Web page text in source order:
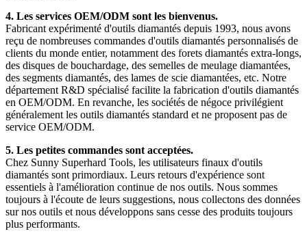
4. Les services OEM/ODM sont les bienvenus.
Fabricant expérimenté d'outils diamantés depuis 1993, nous avons
reçu de nombreuses commandes d'outils diamantés personnalisés de
clients du monde entier, notamment des forets diamantés extra-longs,
des disques de bouchardage, des semelles de meulage diamantées,
des segments diamantés, des lames de scie diamantées, etc. Notre
département R&D spécialisé facilite la fabrication d'outils diamantés
en OEM/ODM. En revanche, les sociétés de négoce privilégient
généralement les outils diamantés standard et ne proposent pas de
service OEM/ODM.
5. Les petites commandes sont acceptées.
Chez Sunny Superhard Tools, les utilisateurs finaux d'outils
diamantés sont primordiaux. Leurs retours d'expérience sont
essentiels à l'amélioration continue de nos outils. Nous sommes
toujours à l'écoute de leurs suggestions, nous collectons des données
sur nos outils et nous développons sans cesse des produits toujours
plus performants.